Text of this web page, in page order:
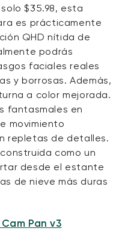
$35.98, esta
es prácticamente
QHD nítida de
podrás
faciales reales
y borrosas. Además,
a color mejorada.
fantasmales en
movimiento
repletas de detalles.
como un
desde el estante
de nieve más duras
Pan v3